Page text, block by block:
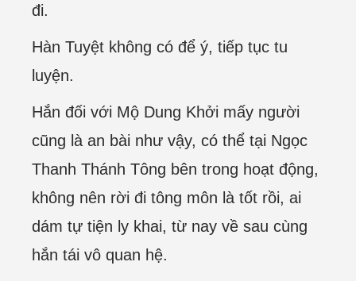
đi.
Hàn Tuyệt không có để ý, tiếp tục tu
luyện.
Hắn đối với Mộ Dung Khởi mấy người
cũng là an bài như vậy, có thể tại Ngọc
Thanh Thánh Tông bên trong hoạt động,
không nên rời đi tông môn là tốt rồi, ai
dám tự tiện ly khai, từ nay về sau cùng
hắn tái vô quan hệ.